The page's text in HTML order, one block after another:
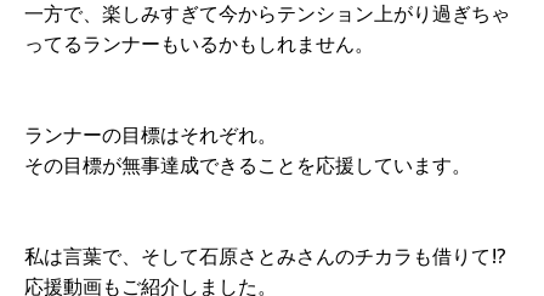
一方で、楽しみすぎて今からテンション上がり過ぎちゃ
ってるランナーもいるかもしれません。
ランナーの目標はそれぞれ。
その目標が無事達成できることを応援しています。
私は言葉で、そして石原さとみさんのチカラも借りて!?
応援動画もご紹介しました。